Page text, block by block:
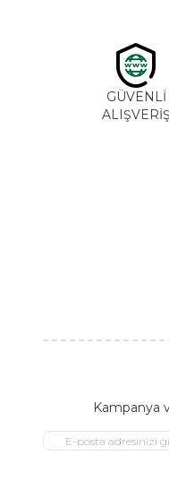
GÜVENLİ
ALIŞVERİŞ
Kampanya